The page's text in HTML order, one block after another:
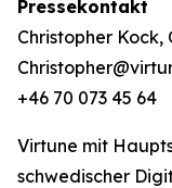
Pressekontakt
Christopher Kock,
+46 70 073 45 64
Virtune mit
schwedischer